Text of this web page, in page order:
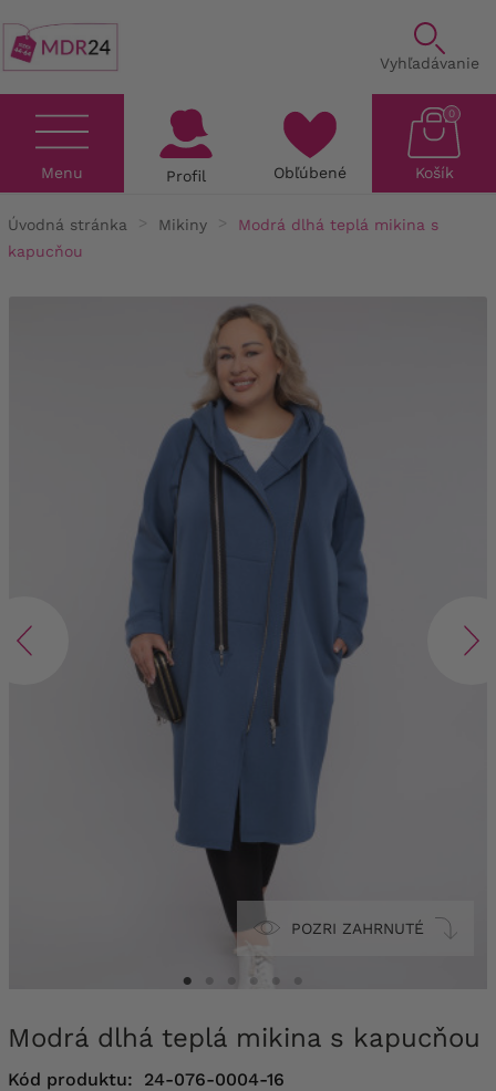
Vyhľadávanie
Menu Profil Obľúbené Košík
0
Úvodná stránka Mikiny
Modrá dlhá teplá mikina s
kapucňou
POZRI ZAHRNUTÉ
Modrá dlhá teplá mikina s kapucňou
Kód produktu: 24-076-0004-16